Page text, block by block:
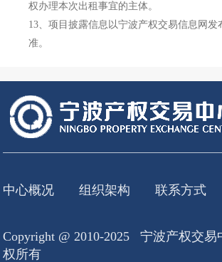
权办理本次出租事宜的主体。
13、 项目披露信息以宁波产权交易信息网发
准。
中心概况 组织架构 联系方式
Copyright @ 2010-2025 宁波产权交
权所有